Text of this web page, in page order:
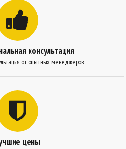
консультация
от опытных менеджеров
цены